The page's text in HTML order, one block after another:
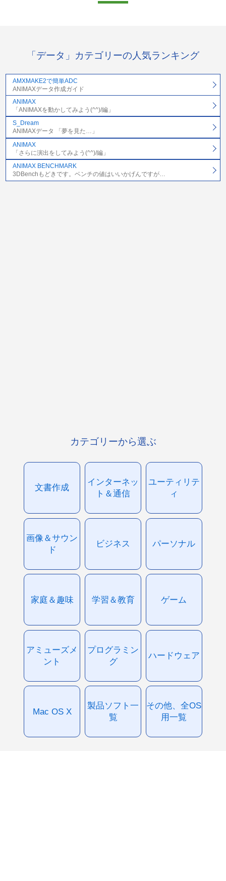
「データ」カテゴリーの人気ランキング
AMXMAKE2で簡単ADC
ANIMAXデータ作成ガイド
ANIMAX
「ANIMAXを動かしてみよう(^^)/編」
S_Dream
ANIMAXデータ 「夢を見た…」
ANIMAX
「さらに演出をしてみよう(^^)/編」
ANIMAX BENCHMARK
3DBenchもどきです。ベンチの値はいいかげんですが…
カテゴリーから選ぶ
文書作成
インターネッ
ト＆通信
ユーティリテ
ィ
画像＆サウン
ド
ビジネス パーソナル
家庭＆趣味 学習＆教育 ゲーム
アミューズメ
ント
プログラミン
グ
ハードウェア
Mac OS X
製品ソフト一
覧
その他、全OS
用一覧